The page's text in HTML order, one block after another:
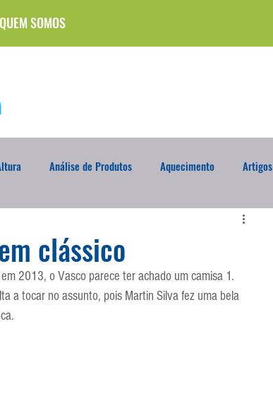
QUEM SOMOS
Análise de Produtos Aquecimento Artigos
Compra Exterior
Deslocamento DVD Encaixada Enquete
clássico
2013, o Vasco parece ter achado um camisa 1.
a tocar no assunto, pois Martin Silva fez uma bela